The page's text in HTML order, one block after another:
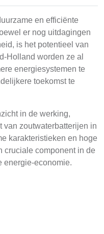
en efficiënte
er nog uitdagingen
is het potentieel van
Holland worden ze al
energiesystemen te
toekomst te
in de werking,
van zoutwaterbatterijen in
karakteristieken en hoge
cruciale component in de
energie-economie.